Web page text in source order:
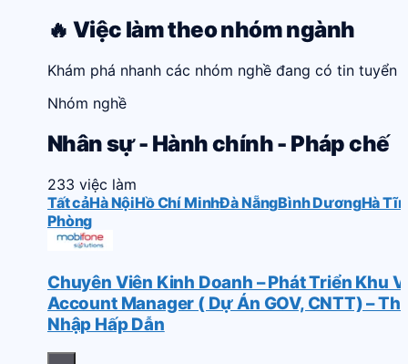
🔥 Việc làm theo nhóm ngành
Khám phá nhanh các nhóm nghề đang có tin tuyển
Nhóm nghề
Nhân sự - Hành chính - Pháp chế
233 việc làm
Tất cảHà NộiHồ Chí MinhĐà NẵngBình DươngHà
Phòng
Chuyên Viên Kinh Doanh – Phát Triển Khu
Account Manager ( Dự Án GOV, CNTT) –
Nhập Hấp Dẫn